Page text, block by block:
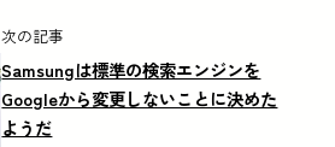
次の記事
Samsungは標準の検索エンジンを
Googleから変更しないことに決めた
ようだ